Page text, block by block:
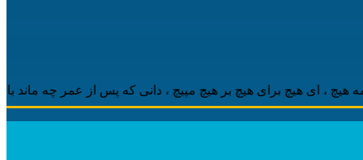
‌ای هیچ برای هیچ بر هیچ مپیچ ، دانی که پس از عمر چه ماند باقی ،